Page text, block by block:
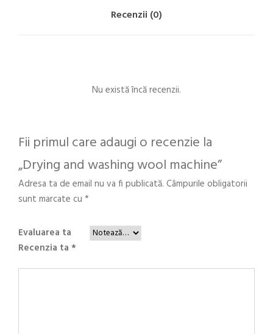
i
g
w
l
m
a
Recenzii (0)
Nu există încă recenzii.
Fii primul care adaugi o recenzie la
„Drying and washing wool machine”
Adresa ta de email nu va fi publicată. Câmpurile obligatorii
sunt marcate cu *
Evaluarea ta
Recenzia ta *